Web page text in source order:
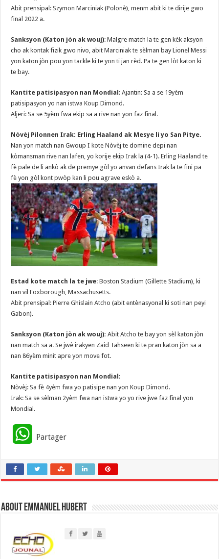
Abit prensipal: Szymon Marciniak (Polonè), menm abit ki te dirije gwo
final 2022 a.
Sanksyon (Katon jòn ak wouj): Malgre match la te gen kèk aksyon
cho ak kontak fizik gwo nivo, abit Marciniak te sèlman bay Lionel Messi
yon katon jòn pou yon tackle ki te yon ti jan rèd. Pa te gen lòt katon ki
te bay.
Kantite patisipasyon nan Mondial : Ajantin: Sa a se 19yèm
patisipasyon yo nan istwa Koup Dimond.
Aljeri: Sa se 5yèm fwa ekip sa a rive nan yon faz final.
Nòvèj Pilonnen Irak: Erling Haaland ak Mesye li yo San Pitye.
Nan yon match nan Gwoup I kote Nòvèj te domine depi nan
kòmansman rive nan lafen, yo korije ekip Irak la (4-1). Erling Haaland te
fè pale de li ankò ak de premye gòl yo anvan defans Irak la te fini pa
fè yon gòl kont pwòp kan li pou agrave eskò a.
Estad kote match la te jwe: Boston Stadium (Gillette Stadium), ki
nan vil Foxborough, Massachusetts.
Abit prensipal: Pierre Ghislain Atcho (abit entènasyonal ki soti nan peyi
Gabon).
Sanksyon (Katon jòn ak wouj): Abit Atcho te bay yon sèl katon jòn
nan match sa a. Se jwè irakyen Zaid Tahseen ki te pran katon jòn sa a
nan 86yèm minit apre yon move fot.
Kantite patisipasyon nan Mondial :
Nòvèj: Sa fè 4yèm fwa yo patisipe nan yon Koup Dimond.
Irak: Sa se sèlman 2yèm fwa nan istwa yo yo rive jwe faz final yon
Mondial.
W
a
s
A
p
Partager
About Emmanuel Hubert